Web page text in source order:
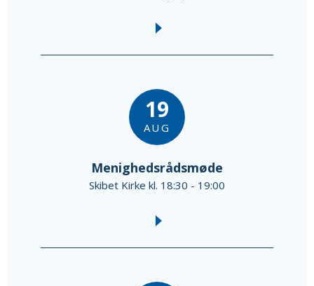
19
AUG
Menighedsrådsmøde
Skibet Kirke kl. 18:30 - 19:00